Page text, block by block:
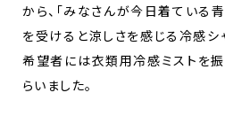
から、「みなさんが今日着ている
を受けると涼しさを感じる冷感シ
希望者には衣類用冷感ミストを
らいました。